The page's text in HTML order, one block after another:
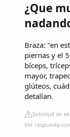
¿Que
Braza: "en
piernas y el
bíceps,
mayor,
glúteos,
detallan.
Solicitud de
Ver respuesta